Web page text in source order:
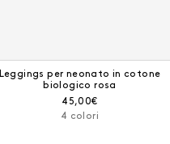
Leggings per neonato in cotone
biologico rosa
Prezzo corrente:
45,00€
4 colori